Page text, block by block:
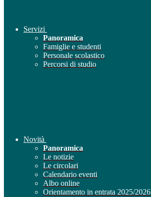
Servizi
Panoramica
Famiglie e studenti
Personale scolastico
Percorsi di studio
Novità
Panoramica
Le notizie
Le circolari
Calendario eventi
Albo online
Orientamento in entrata 2025/2026